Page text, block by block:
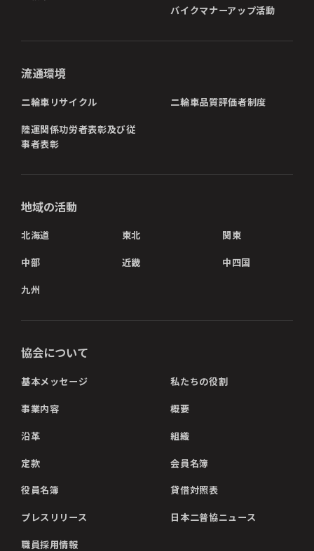
バイクマナーアップ活動
流通環境
二輪車リサイクル 二輪車品質評価者制度
陸運関係功労者表彰及び従
事者表彰
地域の活動
北海道 東北 関東
中部 近畿 中四国
九州
協会について
基本メッセージ 私たちの役割
事業内容 概要
沿革 組織
定款 会員名簿
役員名簿 貸借対照表
プレスリリース 日本二普協ニュース
職員採用情報